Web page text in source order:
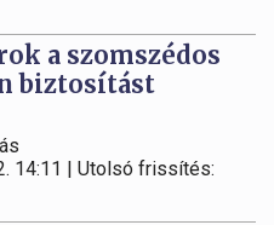
a szomszédos
biztosítást
14:11 | Utolsó frissítés: